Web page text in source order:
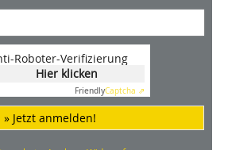
Roboter-Verifizierung
Hier klicken
FriendlyCaptcha ⇗
» Jetzt anmelden!